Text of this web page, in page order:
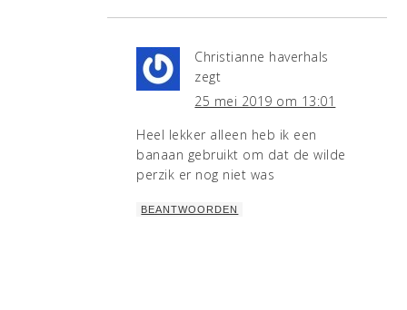
Christianne haverhals
zegt
25 mei 2019 om 13:01
Heel lekker alleen heb ik een
banaan gebruikt om dat de wilde
perzik er nog niet was
BEANTWOORDEN